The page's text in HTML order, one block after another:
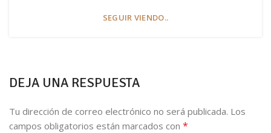
SEGUIR VIENDO..
DEJA UNA RESPUESTA
Tu dirección de correo electrónico no será publicada. Los
campos obligatorios están marcados con *